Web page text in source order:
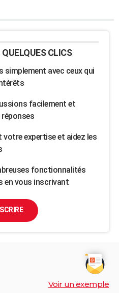
CLICS
simplement avec ceux qui
facilement et
votre expertise et aidez les
fonctionnalités
en vous inscrivant
Voir un exemple